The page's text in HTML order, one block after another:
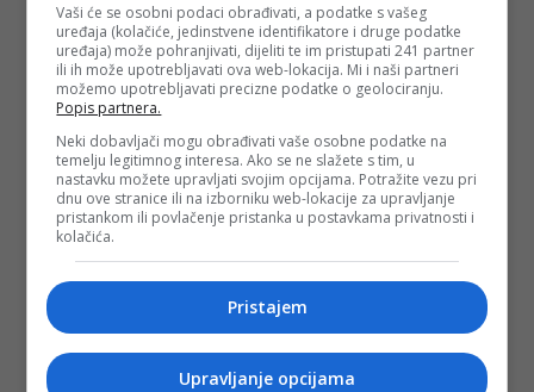
Vaši će se osobni podaci obrađivati, a podatke s vašeg
uređaja (kolačiće, jedinstvene identifikatore i druge podatke
uređaja) može pohranjivati, dijeliti te im pristupati 241 partner
ili ih može upotrebljavati ova web-lokacija. Mi i naši partneri
možemo upotrebljavati precizne podatke o geolociranju.
Popis partnera.
Neki dobavljači mogu obrađivati vaše osobne podatke na
temelju legitimnog interesa. Ako se ne slažete s tim, u
nastavku možete upravljati svojim opcijama. Potražite vezu pri
dnu ove stranice ili na izborniku web-lokacije za upravljanje
pristankom ili povlačenje pristanka u postavkama privatnosti i
kolačića.
Pristajem
Upravljanje opcijama